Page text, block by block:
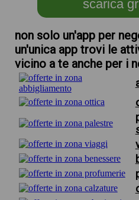
scarica
non solo un'app per
un'unica app trovi le
vicino a te anche per i